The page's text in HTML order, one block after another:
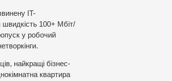
IT-
100+ Мбіт/
у робочий
найкращі бізнес-
квартира